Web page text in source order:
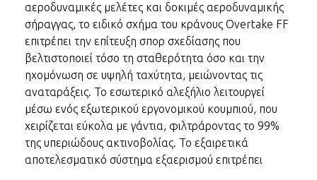
αεροδυναμικές μελέτες και δοκιμές αεροδυναμικής
σήραγγας, το ειδικό σχήμα του κράνους Overtake FF
επιτρέπει την επίτευξη σπορ σχεδίασης που
βελτιστοποιεί τόσο τη σταθερότητα όσο και την
ηχομόνωση σε υψηλή ταχύτητα, μειώνοντας τις
αναταράξεις. Το εσωτερικό αλεξήλιο λειτουργεί
μέσω ενός εξωτερικού εργονομικού κουμπιού, που
χειρίζεται εύκολα με γάντια, φιλτράροντας το 99%
της υπεριώδους ακτινοβολίας. Το εξαιρετικά
αποτελεσματικό σύστημα εξαερισμού επιτρέπει